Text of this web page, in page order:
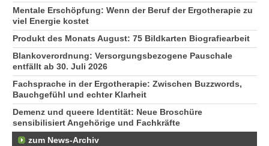
Mentale Erschöpfung: Wenn der Beruf der Ergotherapie zu
viel Energie kostet
Produkt des Monats August: 75 Bildkarten Biografiearbeit
Blankoverordnung: Versorgungsbezogene Pauschale
entfällt ab 30. Juli 2026
Fachsprache in der Ergotherapie: Zwischen Buzzwords,
Bauchgefühl und echter Klarheit
Demenz und queere Identität: Neue Broschüre
sensibilisiert Angehörige und Fachkräfte
zum News-Archiv